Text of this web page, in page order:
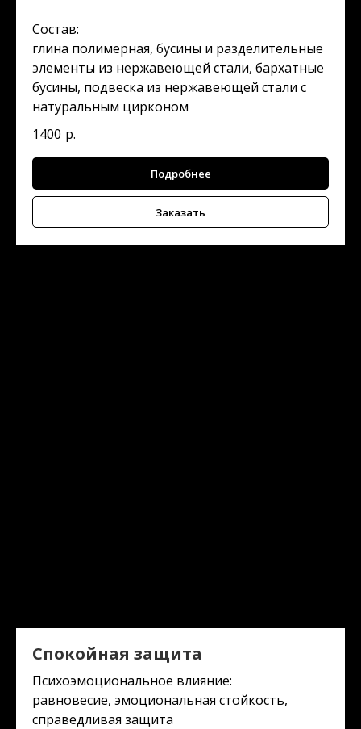
Состав:
глина полимерная, бусины и разделительные
элементы из нержавеющей стали, бархатные
бусины, подвеска из нержавеющей стали с
натуральным цирконом
1400 р.
Подробнее
Заказать
Спокойная защита
Психоэмоциональное влияние:
равновесие, эмоциональная стойкость,
справедливая защита